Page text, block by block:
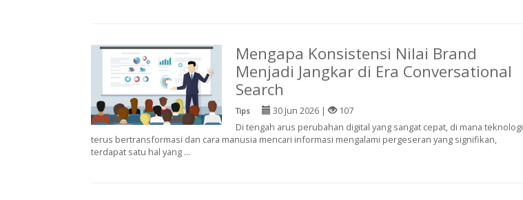
Mengapa Konsistensi Nilai Brand
Menjadi Jangkar di Era Conversational
Search
Tips 30 Jun 2026 |
107
Di tengah arus perubahan digital yang sangat cepat, di mana teknologi
terus bertransformasi dan cara manusia mencari informasi mengalami pergeseran yang signifikan,
terdapat satu hal yang ...